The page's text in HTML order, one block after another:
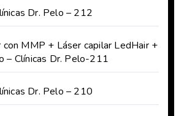
Dr. Pelo – 212
con MMP + Láser capilar LedHair +
– Clínicas Dr. Pelo-211
Dr. Pelo – 210